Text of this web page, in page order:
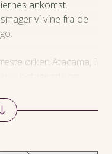
ankomst.
vi vine fra de
ørken Atacama, i
Tatio, de er nemlig
morgenmad ved